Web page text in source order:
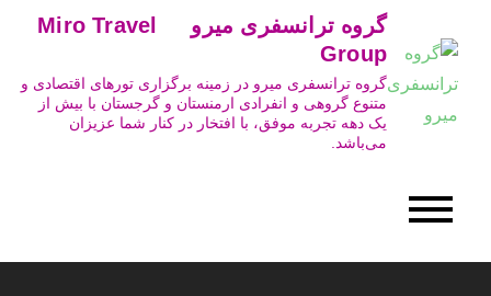
content
گروه ترانسفری میرو Miro Travel
Group
گروه ترانسفری میرو در زمینه برگزاری تورهای اقتصادی و
متنوع گروهی و انفرادی ارمنستان و گرجستان با بیش از
یک دهه تجربه موفق، با افتخار در کنار شما عزیزان
می‌باشد.